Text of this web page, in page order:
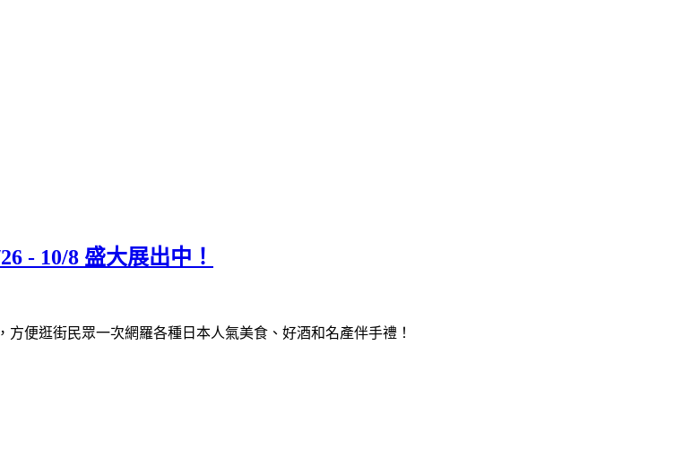
- 10/8 盛大展出中！
，方便逛街民眾一次網羅各種日本人氣美食 、 好酒和名產伴手禮！